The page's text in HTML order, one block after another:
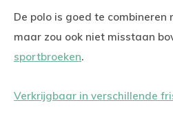
De polo is goed te combineren
maar zou ook niet misstaan
sportbroeken.
Verkrijgbaar in verschillende